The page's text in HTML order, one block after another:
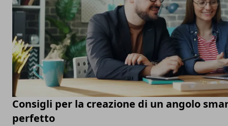
Consigli per la creazione di un angolo
perfetto